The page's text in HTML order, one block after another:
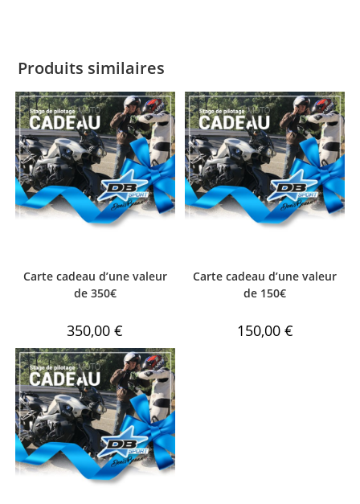
Produits similaires
Carte cadeau d’une valeur
de 350€
350,00€
Carte cadeau d’une valeur
de 150€
150,00 €